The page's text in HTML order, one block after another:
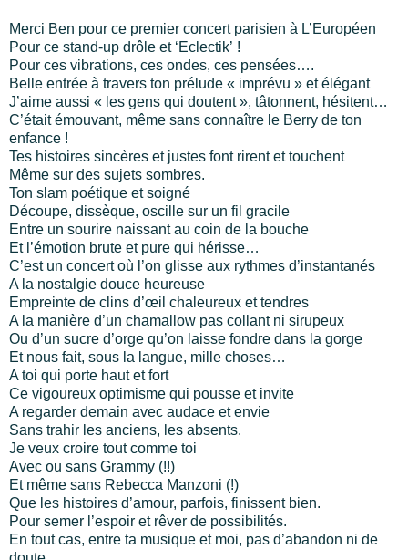
Merci Ben pour ce premier concert parisien à L’Européen
Pour ce stand-up drôle et ‘Eclectik’ !
Pour ces vibrations, ces ondes, ces pensées….
Belle entrée à travers ton prélude « imprévu » et élégant
J’aime aussi « les gens qui doutent », tâtonnent, hésitent…
C’était émouvant, même sans connaître le Berry de ton
enfance !
Tes histoires sincères et justes font rirent et touchent
Même sur des sujets sombres.
Ton slam poétique et soigné
Découpe, dissèque, oscille sur un fil gracile
Entre un sourire naissant au coin de la bouche
Et l’émotion brute et pure qui hérisse…
C’est un concert où l’on glisse aux rythmes d’instantanés
A la nostalgie douce heureuse
Empreinte de clins d’œil chaleureux et tendres
A la manière d’un chamallow pas collant ni sirupeux
Ou d’un sucre d’orge qu’on laisse fondre dans la gorge
Et nous fait, sous la langue, mille choses…
A toi qui porte haut et fort
Ce vigoureux optimisme qui pousse et invite
A regarder demain avec audace et envie
Sans trahir les anciens, les absents.
Je veux croire tout comme toi
Avec ou sans Grammy (!!)
Et même sans Rebecca Manzoni (!)
Que les histoires d’amour, parfois, finissent bien.
Pour semer l’espoir et rêver de possibilités.
En tout cas, entre ta musique et moi, pas d’abandon ni de